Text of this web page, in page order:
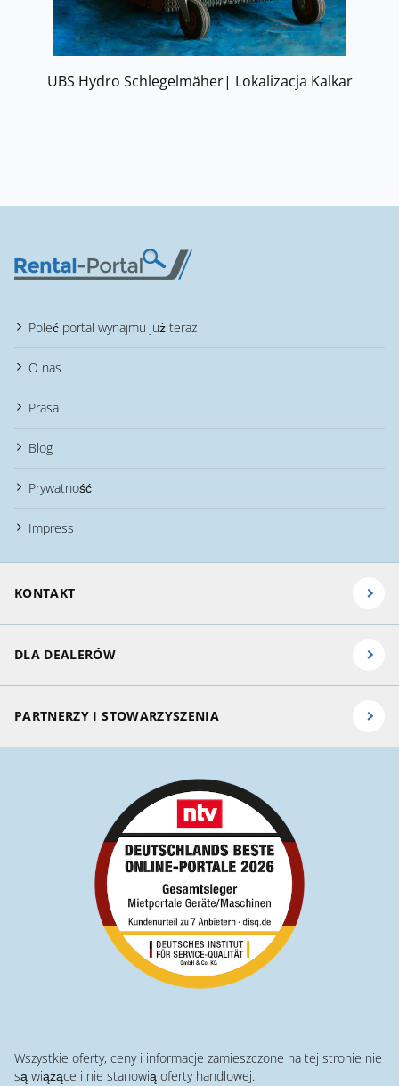
UBS Hydro Schlegelmäher| Lokalizacja Kalkar
Poleć portal wynajmu już teraz
O nas
Prasa
Blog
Prywatność
Impress
KONTAKT
DLA DEALERÓW
PARTNERZY I STOWARZYSZENIA
Wszystkie oferty, ceny i informacje zamieszczone na tej stronie nie
są wiążące i nie stanowią oferty handlowej.